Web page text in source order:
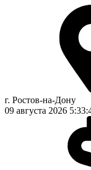
г. Ростов-на-Дону
09 августа 2026